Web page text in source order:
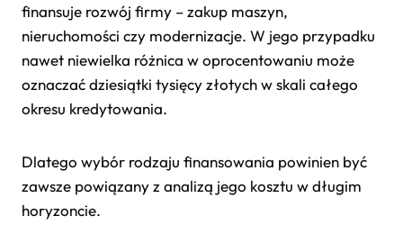
finansuje rozwój firmy – zakup maszyn,
nieruchomości czy modernizacje. W jego przypadku
nawet niewielka różnica w oprocentowaniu może
oznaczać dziesiątki tysięcy złotych w skali całego
okresu kredytowania.
Dlatego wybór rodzaju finansowania powinien być
zawsze powiązany z analizą jego kosztu w długim
horyzoncie.